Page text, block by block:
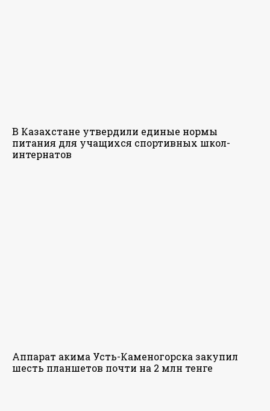
В Казахстане утвердили единые нормы
питания для учащихся спортивных школ-
интернатов
Аппарат акима Усть-Каменогорска закупил
шесть планшетов почти на 2 млн тенге